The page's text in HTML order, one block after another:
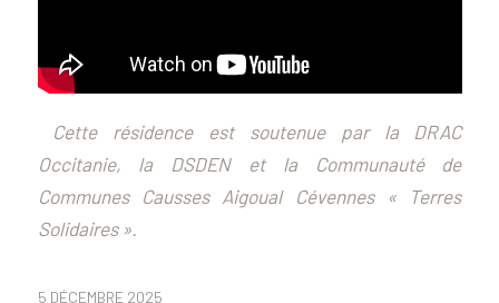
Cette résidence est soutenue par la DRAC
Occitanie, la DSDEN et la Communauté de
Communes Causses Aigoual Cévennes « Terres
Solidaires ».
5 DÉCEMBRE 2025